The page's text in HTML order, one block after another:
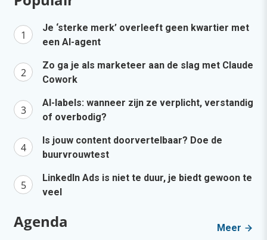
Je ‘sterke merk’ overleeft geen kwartier met
een AI-agent
Zo ga je als marketeer aan de slag met Claude
Cowork
AI-labels: wanneer zijn ze verplicht, verstandig
of overbodig?
Is jouw content doorvertelbaar? Doe de
buurvrouwtest
LinkedIn Ads is niet te duur, je biedt gewoon te
veel
Agenda Meer